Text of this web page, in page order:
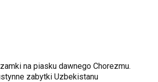
na piasku dawnego Chorezmu.
zabytki Uzbekistanu